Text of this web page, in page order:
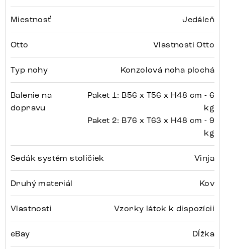
Miestnosť Jedáleň
Otto Vlastnosti Otto
Typ nohy Konzolová noha plochá
Balenie na
dopravu
Paket 1: B56 x T56 x H48 cm - 6
kg
Paket 2: B76 x T63 x H48 cm - 9
kg
Sedák systém stoličiek Vinja
Druhý materiál Kov
Vlastnosti Vzorky látok k dispozícii
eBay Dĺžka